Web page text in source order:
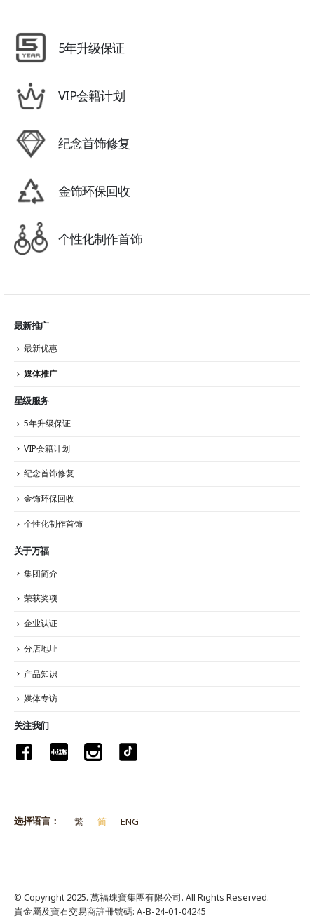
5年升级保证
VIP会籍计划
纪念首饰修复
金饰环保回收
个性化制作首饰
最新推广
最新优惠
媒体推广
星级服务
5年升级保证
VIP会籍计划
纪念首饰修复
金饰环保回收
个性化制作首饰
关于万福
集团简介
荣获奖项
企业认证
分店地址
产品知识
媒体专访
关注我们
选择语言： 繁 简 ENG
© Copyright 2025. 萬福珠寶集團有限公司. All Rights Reserved.
貴金屬及寶石交易商註冊號碼: A-B-24-01-04245